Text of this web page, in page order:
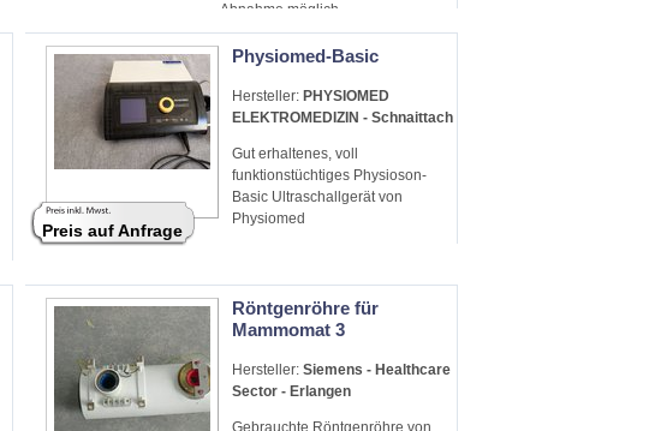
Abnahme möglich.
Physiomed-Basic
Hersteller: PHYSIOMED
ELEKTROMEDIZIN - Schnaittach
Gut erhaltenes, voll
funktionstüchtiges Physioson-
Basic Ultraschallgerät von
Physiomed
Preis auf Anfrage
Röntgenröhre für
Mammomat 3
Hersteller: Siemens - Healthcare
Sector - Erlangen